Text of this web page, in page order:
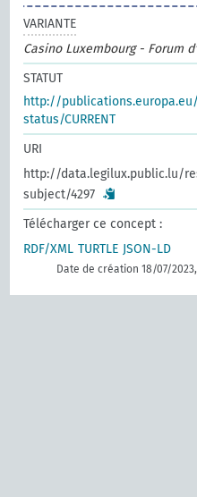
VARIANTE
Casino Luxembourg - Forum
STATUT
http://
status/CURRENT
URI
http://data.legilux.public.lu/
subject/4297
Télécharger ce concept :
RDF/XML TURTLE JSON-LD
Date de création 18/07/